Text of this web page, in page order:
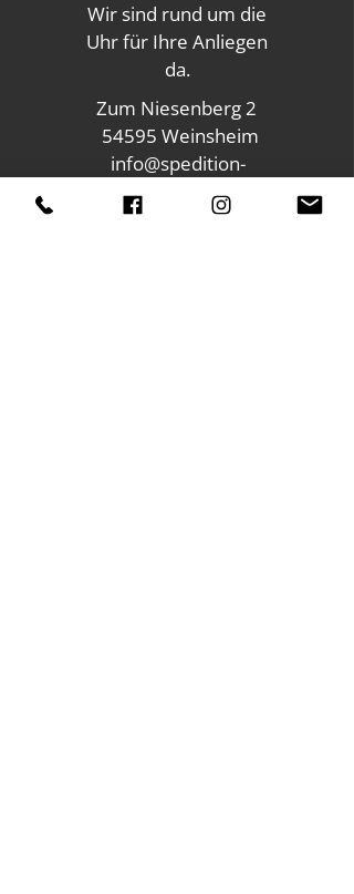
Wir sind rund um die
Uhr für Ihre Anliegen
da.
Zum Niesenberg 2
54595 Weinsheim
info@spedition-
keil.de
Tel.: 06551